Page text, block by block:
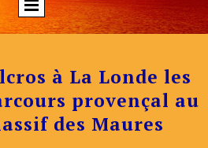
à La Londe les
provençal au
des Maures